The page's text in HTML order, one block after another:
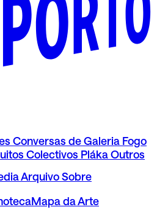
Conversas de Galeria Fogo
Colectivos PlákaOutros
ArquivoSobre
Mapa da Arte